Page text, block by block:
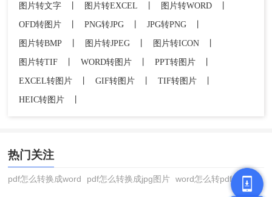
图片转文字 图片转EXCEL 图片转WORD
OFD转图片
PNG转JPG JPG转PNG
图片转BMP
图片转JPEG 图片转ICON
图片转TIF
WORD转图片 PPT转图片
EXCEL转图片
GIF转图片 TIF转图片
HEIC转图片
热门关注
pdf怎么转换成word pdf怎么转换成jpg图片 word怎么转pdf